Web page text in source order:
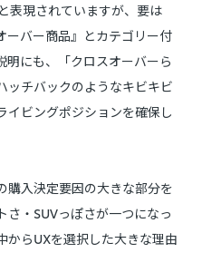
表現されていますが、要は
ーバー商品』とカテゴリー付
明にも、「クロスオーバーら
ッチバックのようなキビキビ
イビングポジションを確保し
購入決定要因の大きな部分を
・SUVっぽさが一つになっ
からUXを選択した大きな理由